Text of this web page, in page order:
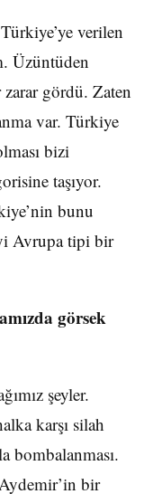
verilen
Üzüntüden
gördü. Zaten
var. Türkiye
bizi
taşıyor.
bunu
Avrupa tipi bir
görsek
şeyler.
karşı silah
bombalanması.
bir